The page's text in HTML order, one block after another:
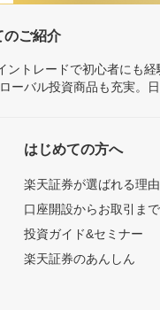
のご紹介
ントレードで初心者にも
ーバル投資商品も充実。
はじめての方へ
楽天証券が選ばれる理由
口座開設からお取引ま
投資ガイド&セミナー
楽天証券のあんしん